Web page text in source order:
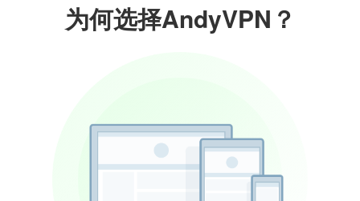
为何选择AndyVPN？